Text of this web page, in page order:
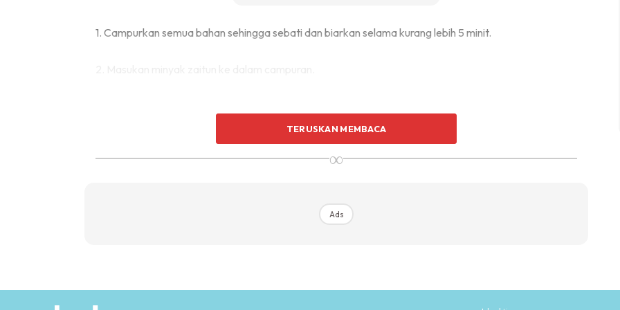
1. Campurkan semua bahan sehingga sebati dan biarkan selama kurang lebih 5 minit.
TERUSKAN MEMBACA
∞
Ads